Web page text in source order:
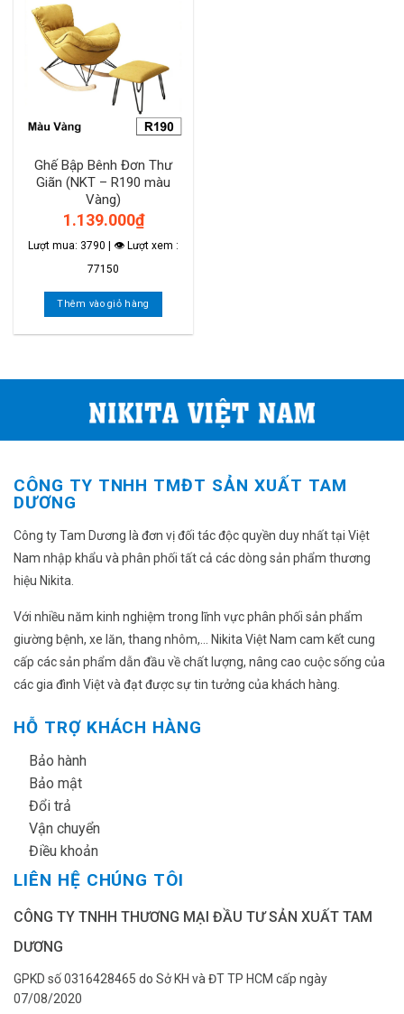
Ghế Bập Bênh Đơn Thư
Giãn (NKT – R190 màu
Vàng)
1.139.000₫
Lượt mua: 3790 | 👁 Lượt xem :
77150
Thêm vào giỏ hàng
CÔNG TY TNHH TMĐT SẢN XUẤT TAM
DƯƠNG
Công ty Tam Dương là đơn vị đối tác độc quyền duy nhất tại Việt
Nam nhập khẩu và phân phối tất cả các dòng sản phẩm thương
hiệu Nikita.
Với nhiều năm kinh nghiệm trong lĩnh vực phân phối sản phẩm
giường bệnh, xe lăn, thang nhôm,... Nikita Việt Nam cam kết cung
cấp các sản phẩm dẫn đầu về chất lượng, nâng cao cuộc sống của
các gia đình Việt và đạt được sự tin tưởng của khách hàng.
HỖ TRỢ KHÁCH HÀNG
Bảo hành
Bảo mật
Đổi trả
Vận chuyển
Điều khoản
LIÊN HỆ CHÚNG TÔI
CÔNG TY TNHH THƯƠNG MẠI ĐẦU TƯ SẢN XUẤT TAM
DƯƠNG
GPKD số 0316428465 do Sở KH và ĐT TP HCM cấp ngày
07/08/2020